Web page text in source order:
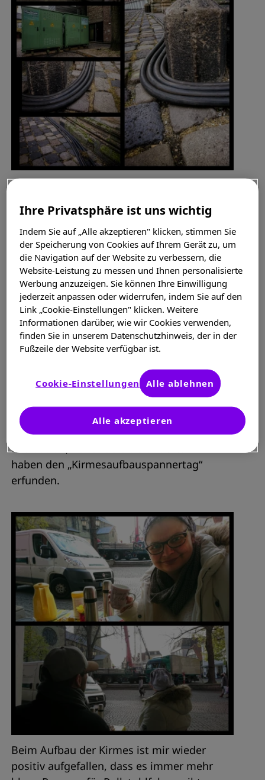
Oktober in die Stadt kommt und
kilometerlange und Zentimeter starke
Stromkabel durch die halbe Altstadt legt,
kommt dann langsam Vorfreude bei vielen
Bewohnern auf. Die einen freuen sich bis
ins Unendliche und die anderen bekommen
die Krise und verreisen in der Zeit der
Kirmes.
Bereits den Sonntag vor der Eröffnung
(immer der erste Mittwoch nach
Allerheiligen) dieses Mega-Events tummeln
sich unzählige Menschen in den Gassen, um
sich den Aufbau der Attraktionen
anzusehen. Auch Natalie und ich schauen
uns das an, nur anders als andere. Wir
haben den „Kirmesaufbauspannertag“
erfunden.
Beim Aufbau der Kirmes ist mir wieder
positiv aufgefallen, dass es immer mehr
Ihre Privatsphäre ist uns wichtig
Indem Sie auf „Alle akzeptieren" klicken, stimmen Sie
der Speicherung von Cookies auf Ihrem Gerät zu, um
die Navigation auf der Website zu verbessern, die
Website-Leistung zu messen und Ihnen personalisierte
Werbung anzuzeigen. Sie können Ihre Einwilligung
jederzeit anpassen oder widerrufen, indem Sie auf den
Link „Cookie-Einstellungen" klicken. Weitere
Informationen darüber, wie wir Cookies verwenden,
finden Sie in unserem Datenschutzhinweis, der in der
Fußzeile der Website verfügbar ist.
Cookie-Einstellungen
Alle akzeptieren
Alle ablehnen